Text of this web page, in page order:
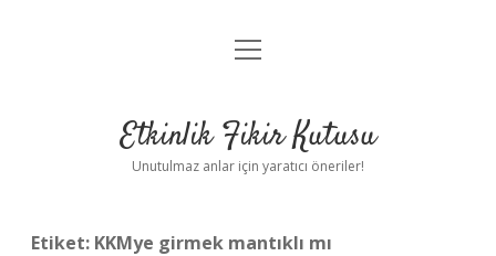
Anasayfa
Yasal Uyarı
menüyü
Etkinlik Fikir Kutusu
Unutulmaz anlar için yaratıcı öneriler!
Etiket: KKMye girmek mantıklı mı